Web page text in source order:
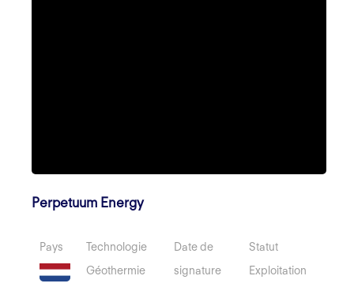
Perpetuum Energy
Pays
Technologie
Géothermie
Date de
signature
Statut
Exploitation